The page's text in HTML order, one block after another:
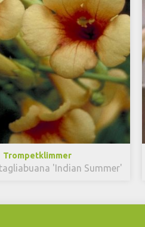
Trompetklimmer
'Indian Summer'